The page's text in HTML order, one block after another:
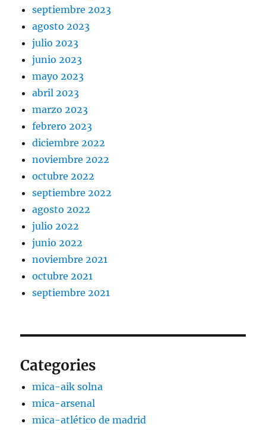
septiembre 2023
agosto 2023
julio 2023
junio 2023
mayo 2023
abril 2023
marzo 2023
febrero 2023
diciembre 2022
noviembre 2022
octubre 2022
septiembre 2022
agosto 2022
julio 2022
junio 2022
noviembre 2021
octubre 2021
septiembre 2021
Categories
mica-aik solna
mica-arsenal
mica-atlético de madrid